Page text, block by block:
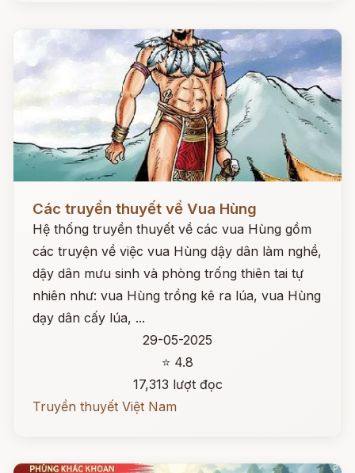
Các truyền thuyết về Vua Hùng
Hệ thống truyền thuyết về các vua Hùng gồm
các truyện về việc vua Hùng dậy dân làm nghề,
dậy dân mưu sinh và phòng trống thiên tai tự
nhiên như: vua Hùng trồng kê ra lúa, vua Hùng
dạy dân cấy lúa, ...
29-05-2025
⭐ 4.8
17,313 lượt đọc
Truyền thuyết Việt Nam